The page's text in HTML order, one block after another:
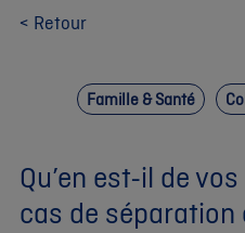
< Retour
Famille & Santé
Qu’en est-il de
cas de séparation